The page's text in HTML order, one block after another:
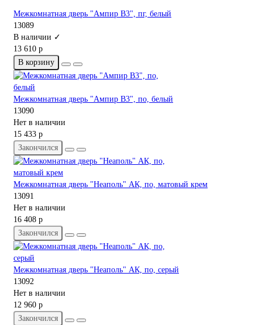
Межкомнатная дверь "Ампир В3", пг, белый
13089
В наличии ✓
13 610 р
В корзину
Межкомнатная дверь "Ампир В3", по, белый
13090
Нет в наличии
15 433 р
Закончился
Межкомнатная дверь "Неаполь" АК, по, матовый крем
13091
Нет в наличии
16 408 р
Закончился
Межкомнатная дверь "Неаполь" АК, по, серый
13092
Нет в наличии
12 960 р
Закончился